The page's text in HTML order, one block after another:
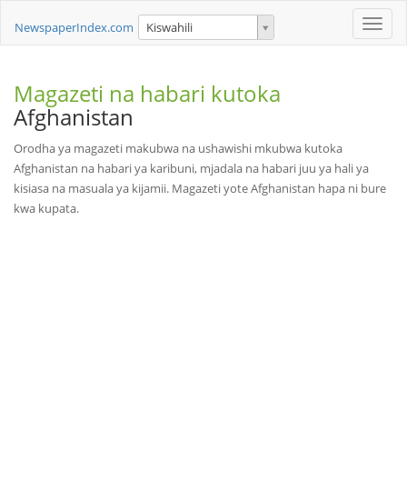
Toggle
NewspaperIndex.com Kiswahili
Magazeti na habari kutoka
Afghanistan
Orodha ya magazeti makubwa na ushawishi mkubwa kutoka
Afghanistan na habari ya karibuni, mjadala na habari juu ya hali ya
kisiasa na masuala ya kijamii. Magazeti yote Afghanistan hapa ni bure
kwa kupata.